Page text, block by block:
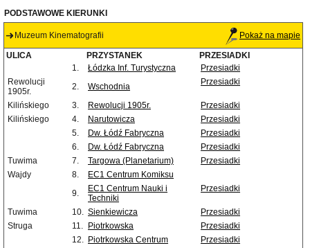
PODSTAWOWE KIERUNKI
Muzeum Kinematografii Pokaż na mapie
ULICA PRZYSTANEK
PRZESIADKI
1.
Łódzka Inf. Turystyczna
Przesiadki
Rewolucji
1905r.
2. Wschodnia Przesiadki
Kilińskiego 3. Rewolucji 1905r.
Przesiadki
Kilińskiego
4. Narutowicza
Przesiadki
5.
Dw. Łódź Fabryczna
Przesiadki
6.
Dw. Łódź Fabryczna
Przesiadki
Tuwima
7. Targowa (Planetarium)
Przesiadki
Wajdy
8.
EC1 Centrum Komiksu
9.
EC1 Centrum Nauki i
Techniki
Przesiadki
Tuwima 10. Sienkiewicza
Przesiadki
Struga
11. Piotrkowska
Przesiadki
12. Piotrkowska Centrum
Przesiadki